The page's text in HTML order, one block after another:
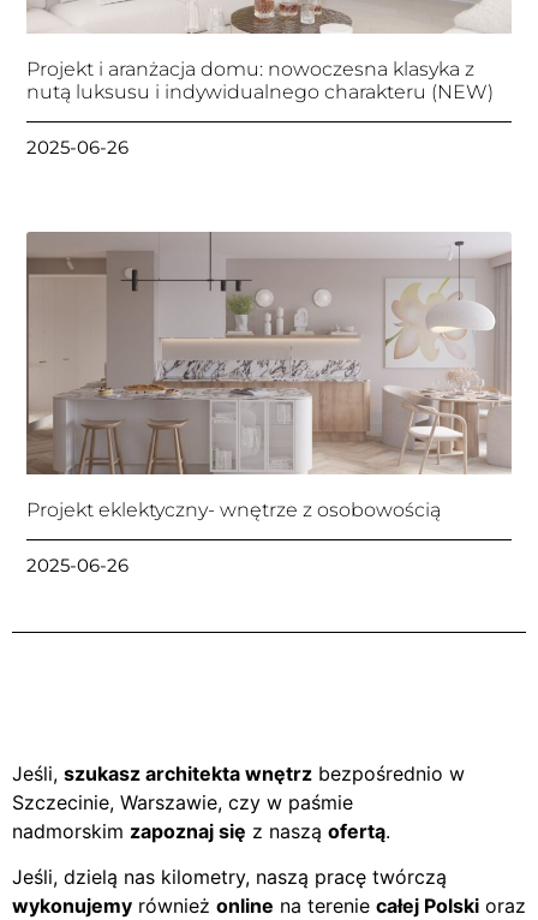
Projekt i aranżacja domu: nowoczesna klasyka z
nutą luksusu i indywidualnego charakteru (NEW)
2025-06-26
Projekt eklektyczny- wnętrze z osobowością
2025-06-26
Jeśli, szukasz architekta wnętrz bezpośrednio w
Szczecinie, Warszawie, czy w paśmie
nadmorskim zapoznaj się z naszą ofertą.
Jeśli, dzielą nas kilometry, naszą pracę twórczą
wykonujemy również online na terenie całej Polski oraz